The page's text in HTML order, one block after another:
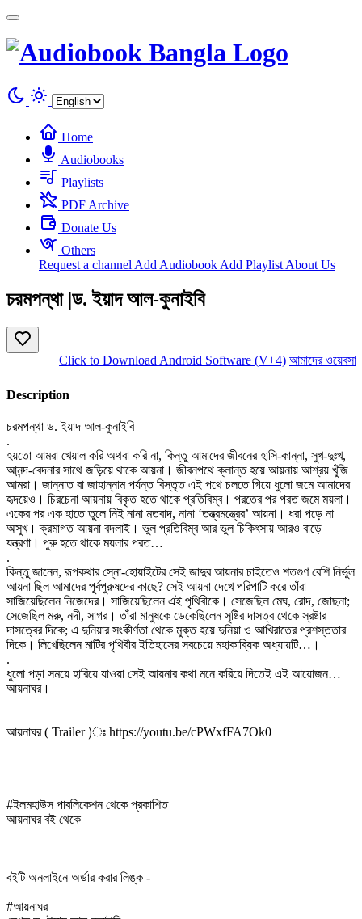
Home
Audiobooks
Playlists
PDF Archive
Donate Us
Others
Request a channel Add Audiobook Add Playlist About Us
চরমপন্থা |ড. ইয়াদ আল-কুনাইবি
Click to Download Android Software (V+4) আমাদের
Description
চরমপন্থা ড. ইয়াদ আল-কুনাইবি
.
হয়তো আমরা খেয়াল করি অথবা করি না, কিন্তু আমাদের জীবনের হাসি-কান্না, সুখ-দুঃখ,
আনন্দ-বেদনার সাথে জড়িয়ে থাকে আয়না। জীবনপথে ক্লান্ত হয়ে আয়নায় আশ্রয় খুঁজি
আমরা। জান্নাত বা জাহান্নাম পর্যন্ত বিস্তৃত এই পথে চলতে গিয়ে ধুলো জমে আমাদের
হৃদয়েও। চিরচেনা আয়নায় বিকৃত হতে থাকে প্রতিবিম্ব। পরতের পর পরত জমে ময়লা।
একের পর এক হাতে তুলে নিই নানা মতবাদ, নানা ‘তন্ত্রমন্ত্রের’ আয়না। ধরা পড়ে না
অসুখ। ক্রমাগত আয়না বদলাই। ভুল প্রতিবিম্ব আর ভুল চিকিৎসায় আরও বাড়ে
যন্ত্রণা। পুরু হতে থাকে ময়লার পরত…
.
কিন্তু জানেন, রূপকথার স্নো-হোয়াইটের সেই জাদুর আয়নার চাইতেও শতগুণ বেশি নির্ভুল
আয়না ছিল আমাদের পূর্বপুরুষদের কাছে? সেই আয়না দেখে পরিপাটি করে তাঁরা
সাজিয়েছিলেন নিজেদের। সাজিয়েছিলেন এই পৃথিবীকে। সেজেছিল মেঘ, রোদ, জোছনা;
সেজেছিল মরু, নদী, সাগর। তাঁরা মানুষকে ডেকেছিলেন সৃষ্টির দাসত্ব থেকে স্রষ্টার
দাসত্বের দিকে; এ দুনিয়ার সংকীর্ণতা থেকে মুক্ত হয়ে দুনিয়া ও আখিরাতের প্রশস্ততার
দিকে। লিখেছিলেন মাটির পৃথিবীর ইতিহাসের সবচেয়ে মহাকাব্যিক অধ্যায়টি…।
.
ধুলো পড়া সময়ে হারিয়ে যাওয়া সেই আয়নার কথা মনে করিয়ে দিতেই এই আয়োজন…
আয়নাঘর।
আয়নাঘর ( Trailer )ঃ https://youtu.be/cPWxfFA7Ok0
#ইলমহাউস পাবলিকেশন থেকে প্রকাশিত
আয়নাঘর বই থেকে
বইটি অনলাইনে অর্ডার করার লিঙ্ক -
#আয়নাঘর